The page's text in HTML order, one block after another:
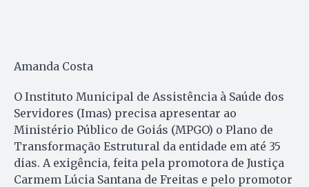
Amanda Costa
O Instituto Municipal de Assistência à Saúde dos
Servidores (Imas) precisa apresentar ao
Ministério Público de Goiás (MPGO) o Plano de
Transformação Estrutural da entidade em até 35
dias. A exigência, feita pela promotora de Justiça
Carmem Lúcia Santana de Freitas e pelo promotor